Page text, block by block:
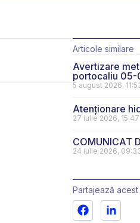
Articole similare
Avertizare
portocaliu 05-
5 august 2026,
Atenționare
27 iulie 2026, 15:47
COMUNICAT
24 iulie 2026,
Partajează